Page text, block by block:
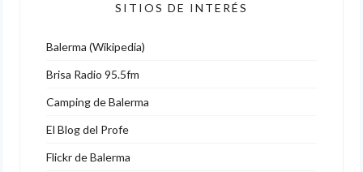
SITIOS DE INTERÉS
Balerma (Wikipedia)
Brisa Radio 95.5fm
Camping de Balerma
El Blog del Profe
Flickr de Balerma